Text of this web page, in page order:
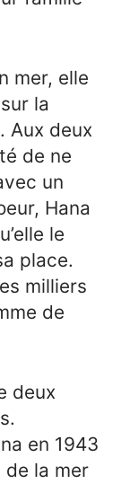
mer, elle
la
Aux deux
de ne
un
Hana
le
place.
milliers
de
deux
en 1943
de la mer